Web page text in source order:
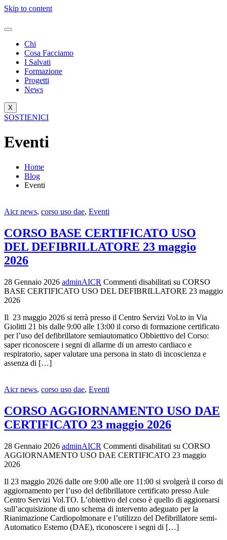
Skip to content
Chi
Cosa Facciamo
I Salvati
Formazione
Progetti
News
X
SOSTIENICI
Eventi
Home
Blog
Eventi
Aicr news, corso uso dae, Eventi
CORSO BASE CERTIFICATO USO
DEL DEFIBRILLATORE 23 maggio
2026
28 Gennaio 2026 adminAICR Commenti disabilitati su CORSO
BASE CERTIFICATO USO DEL DEFIBRILLATORE 23 maggio
2026
Il 23 maggio 2026 si terrà presso il Centro Servizi Vol.to in Via
Giolitti 21 bis dalle 9:00 alle 13:00 il corso di formazione certificato
per l’uso del defibrillatore semiautomatico Obbiettivo del Corso:
saper riconoscere i segni di allarme di un arresto cardiaco e
respiratorio, saper valutare una persona in stato di incoscienza e
assenza di […]
Aicr news, corso uso dae, Eventi
CORSO AGGIORNAMENTO USO DAE
CERTIFICATO 23 maggio 2026
28 Gennaio 2026 adminAICR Commenti disabilitati su CORSO
AGGIORNAMENTO USO DAE CERTIFICATO 23 maggio
2026
Il 23 maggio 2026 dalle ore 9:00 alle ore 11:00 si svolgerà il corso di
aggiornamento per l’uso del defibrillatore certificato presso Aule
Centro Servizi Vol.TO. L’obiettivo del corso è quello di aggiornarsi
sull’acquisizione di uno schema di intervento adeguato per la
Rianimazione Cardiopolmonare e l’utilizzo del Defibrillatore semi-
Automatico Esterno (DAE), riconoscere i segni di […]